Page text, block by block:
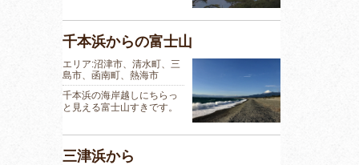
千本浜からの富士山
エリア:沼津市、清水町、三
島市、函南町、熱海市
千本浜の海岸越しにちらっ
と見える富士山すきです。
三津浜から